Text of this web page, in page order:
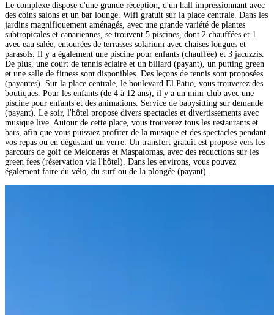
Le complexe dispose d'une grande réception, d'un hall impressionnant avec
des coins salons et un bar lounge. Wifi gratuit sur la place centrale. Dans les
jardins magnifiquement aménagés, avec une grande variété de plantes
subtropicales et canariennes, se trouvent 5 piscines, dont 2 chauffées et 1
avec eau salée, entourées de terrasses solarium avec chaises longues et
parasols. Il y a également une piscine pour enfants (chauffée) et 3 jacuzzis.
De plus, une court de tennis éclairé et un billard (payant), un putting green
et une salle de fitness sont disponibles. Des leçons de tennis sont proposées
(payantes). Sur la place centrale, le boulevard El Patio, vous trouverez des
boutiques. Pour les enfants (de 4 à 12 ans), il y a un mini-club avec une
piscine pour enfants et des animations. Service de babysitting sur demande
(payant). Le soir, l'hôtel propose divers spectacles et divertissements avec
musique live. Autour de cette place, vous trouverez tous les restaurants et
bars, afin que vous puissiez profiter de la musique et des spectacles pendant
vos repas ou en dégustant un verre. Un transfert gratuit est proposé vers les
parcours de golf de Meloneras et Maspalomas, avec des réductions sur les
green fees (réservation via l'hôtel). Dans les environs, vous pouvez
également faire du vélo, du surf ou de la plongée (payant).